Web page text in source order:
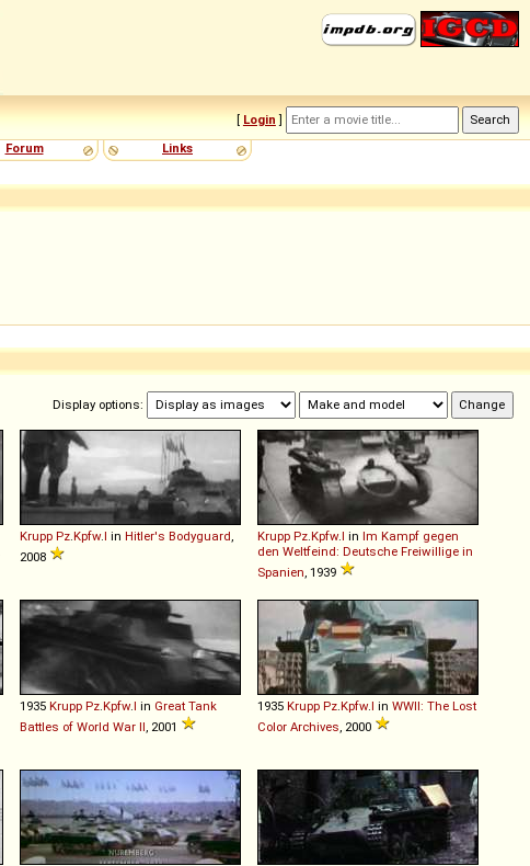
[ Login ]
Forum Links
Display options:
Krupp Pz Kpfw.I in Hitler's Bodyguard
2008
Krupp Pz Kpfw.I in Im Kampf gegen
den Weltfeind: Deutsche Freiwillige in
Spanien , 1939
1935 Krupp Pz Kpfw.I in Great Tank
Battles of World War II , 2001
1935 Krupp Pz Kpfw.I in WWII: The Lost
Color Archives , 2000